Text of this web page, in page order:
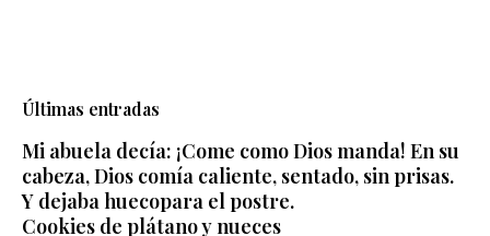
Últimas entradas
Mi abuela decía: ¡Come como Dios manda! En su
cabeza, Dios comía caliente, sentado, sin prisas.
Y dejaba huecopara el postre.
Cookies de plátano y nueces